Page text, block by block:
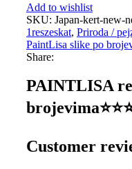
Add to wishlist
SKU: Japan-kert-new-
1reszeskat, Priroda /
PaintLisa slike po
Share:
PAINTLISA
Customer